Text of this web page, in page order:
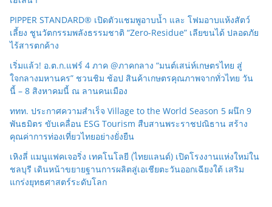
PIPPER STANDARD® เปิดตัวแชมพูอาบน้ำ และ โฟมอาบแห้งสัตว์
เลี้ยง ชูนวัตกรรมพลังธรรมชาติ “Zero-Residue” เลียขนได้ ปลอดภัย
ไร้สารตกค้าง
เริ่มแล้ว! อ.ต.ก.แฟร์ 4 ภาค @ภาคกลาง “มนต์เสน่ห์เกษตรไทย สู่
ใจกลางมหานคร” ชวนชิม ช้อป สินค้าเกษตรคุณภาพจากทั่วไทย วัน
นี้ – 8 สิงหาคมนี้ ณ ลานคนเมือง
ททท. ประกาศความสำเร็จ Village to the World Season 5 ผนึก 9
พันธมิตร ขับเคลื่อน ESG Tourism สืบสานพระราชปณิธาน สร้าง
คุณค่าการท่องเที่ยวไทยอย่างยั่งยืน
เหิงลี่ แมนูแฟคเจอริ่ง เทคโนโลยี (ไทยแลนด์) เปิดโรงงานแห่งใหม่ใน
ชลบุรี เดินหน้าขยายฐานการผลิตสู่เอเชียตะวันออกเฉียงใต้ เสริม
แกร่งยุทธศาสตร์ระดับโลก